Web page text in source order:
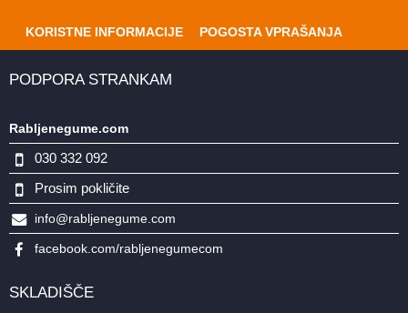
KORISTNE INFORMACIJE POGOSTA VPRAŠANJA
PODPORA STRANKAM
Rabljenegume.com
030 332 092
Prosim pokličite
info@rabljenegume.com
facebook.com/rabljenegumecom
SKLADIŠČE